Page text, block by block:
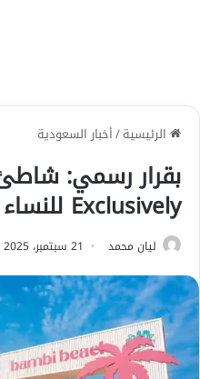
الرئيسية/أخبار السعودية
بقرار رسمي:
Exclusively للنساء فقط
ليان محمد 21 سبتمبر، 2025